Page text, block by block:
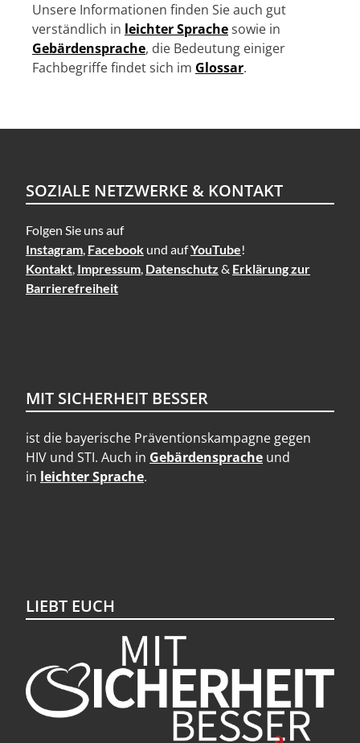
Unsere Informationen finden Sie auch gut
verständlich in leichter Sprachesowie in
Gebärdensprache, die Bedeutung einiger
Fachbegriffe findet sich im Glossar.
SOZIALE NETZWERKE & KONTAKT
Folgen Sie uns auf
Instagram, Facebook und aufYouTube!
Kontakt, Impressum, Datenschutz & Erklärung zur
Barrierefreiheit
MIT SICHERHEIT BESSER
ist die bayerische Präventionskampagne gegen
HIV und STI. Auch in Gebärdensprache und
in leichter Sprache.
LIEBT EUCH